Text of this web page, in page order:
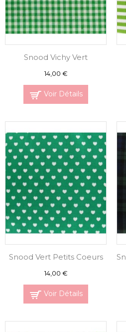
Snood Vichy Vert
14,00 €
Voir Détails
Snood Vert Petits Coeurs
14,00 €
Voir Détails